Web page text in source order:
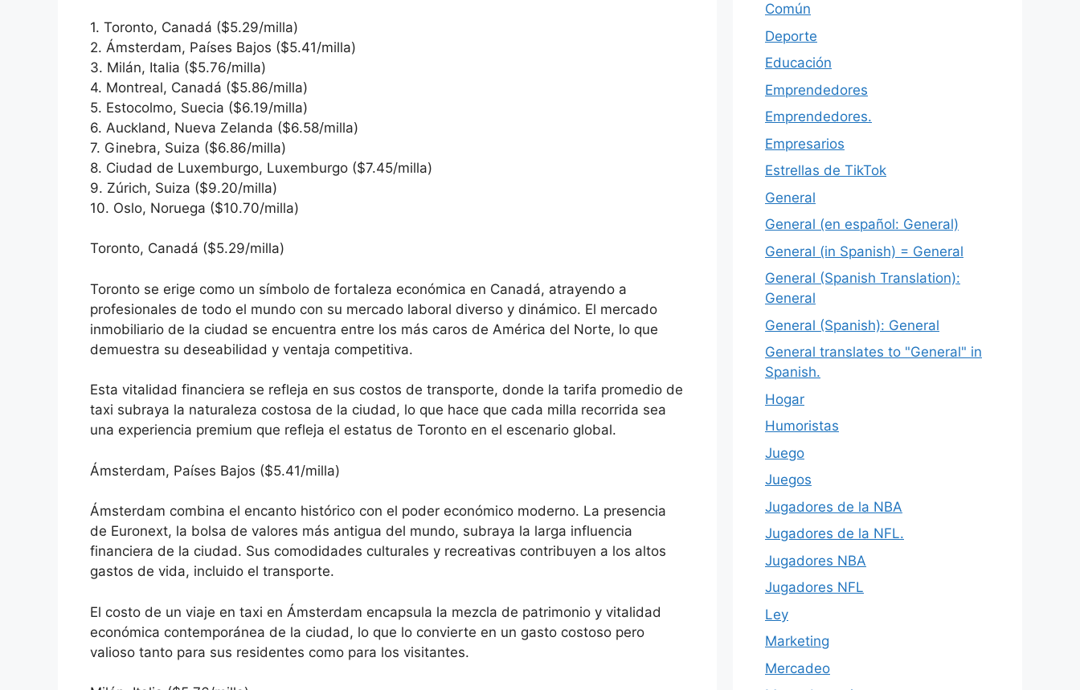
1. Toronto, Canadá ($5.29/milla)
2. Ámsterdam, Países Bajos ($5.41/milla)
3. Milán, Italia ($5.76/milla)
4. Montreal, Canadá ($5.86/milla)
5. Estocolmo, Suecia ($6.19/milla)
6. Auckland, Nueva Zelanda ($6.58/milla)
7. Ginebra, Suiza ($6.86/milla)
8. Ciudad de Luxemburgo, Luxemburgo ($7.45/milla)
9. Zúrich, Suiza ($9.20/milla)
10. Oslo, Noruega ($10.70/milla)
Toronto, Canadá ($5.29/milla)
Toronto se erige como un símbolo de fortaleza económica en Canadá, atrayendo a
profesionales de todo el mundo con su mercado laboral diverso y dinámico. El mercado
inmobiliario de la ciudad se encuentra entre los más caros de América del Norte, lo que
demuestra su deseabilidad y ventaja competitiva.
Esta vitalidad financiera se refleja en sus costos de transporte, donde la tarifa promedio de
taxi subraya la naturaleza costosa de la ciudad, lo que hace que cada milla recorrida sea
una experiencia premium que refleja el estatus de Toronto en el escenario global.
Ámsterdam, Países Bajos ($5.41/milla)
Ámsterdam combina el encanto histórico con el poder económico moderno. La presencia
de Euronext, la bolsa de valores más antigua del mundo, subraya la larga influencia
financiera de la ciudad. Sus comodidades culturales y recreativas contribuyen a los altos
gastos de vida, incluido el transporte.
El costo de un viaje en taxi en Ámsterdam encapsula la mezcla de patrimonio y vitalidad
económica contemporánea de la ciudad, lo que lo convierte en un gasto costoso pero
valioso tanto para sus residentes como para los visitantes.
Común
Deporte
Educación
Emprendedores
Emprendedores.
Empresarios
Estrellas de TikTok
General
General (en español: General)
General (in Spanish) = General
General (Spanish Translation):
General
General (Spanish): General
General translates to "General" in
Spanish.
Hogar
Humoristas
Juego
Juegos
Jugadores de la NBA
Jugadores de la NFL.
Jugadores NBA
Jugadores NFL
Ley
Marketing
Mercadeo